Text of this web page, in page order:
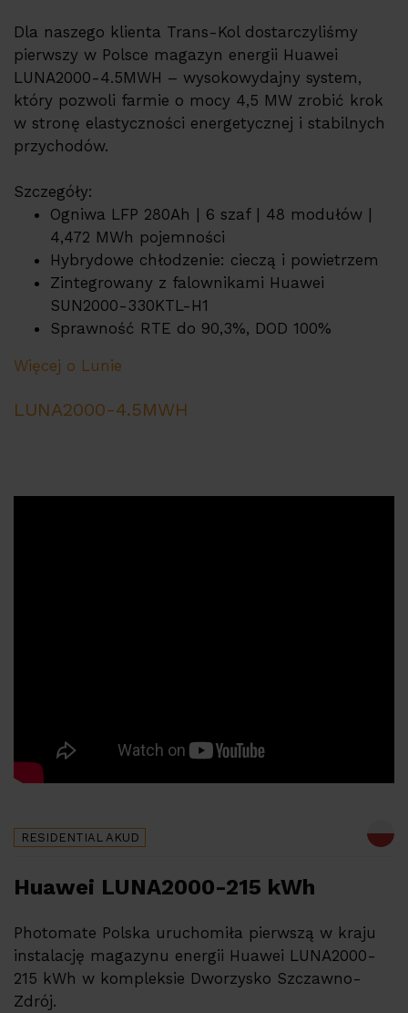
Dla naszego klienta Trans-Kol dostarczyliśmy
pierwszy w Polsce magazyn energii Huawei
LUNA2000-4.5MWH – wysokowydajny system,
który pozwoli farmie o mocy 4,5 MW zrobić krok
w stronę elastyczności energetycznej i stabilnych
przychodów.
Szczegóły:
Ogniwa LFP 280Ah | 6 szaf | 48 modułów |
4,472 MWh pojemności
Hybrydowe chłodzenie: cieczą i powietrzem
Zintegrowany z falownikami Huawei
SUN2000-330KTL-H1
Sprawność RTE do 90,3%, DOD 100%
Więcej o Lunie
LUNA2000-4.5MWH
RESIDENTIAL AKUD
Huawei LUNA2000-215 kWh
Photomate Polska uruchomiła pierwszą w kraju
instalację magazynu energii Huawei LUNA2000-
215 kWh w kompleksie Dworzysko Szczawno-
Zdrój.